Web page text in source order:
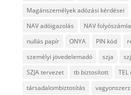
Magánszemélyek adózási kérdései
NAV adóigazolás
NAV
nullás papír
ONYA PIN kód
személyi jövedelemadó
szja
SZJA tervezet
tb biztosított
társadalombiztosítás